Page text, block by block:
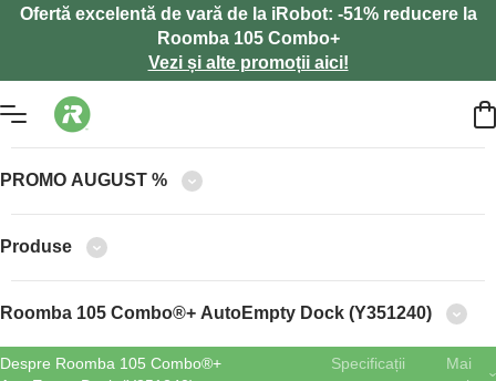
Ofertă excelentă de vară de la iRobot: -51% reducere la
Roomba 105 Combo+
Vezi și alte promoții aici!
PROMO AUGUST %
Produse
Roomba 105 Combo®+ AutoEmpty Dock (Y351240)
Despre Roomba 105 Combo®+
Specificații
Mai